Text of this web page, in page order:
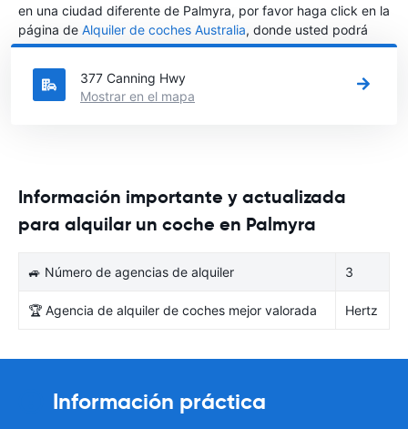
en una ciudad diferente de Palmyra, por favor haga click en la
página de Alquiler de coches Australia, donde usted podrá
elegir en qué ciudad de Australia desea alquilar un coche.
377 Canning Hwy
Mostrar en el mapa
Información importante y actualizada
para alquilar un coche en Palmyra
🚙 Número de agencias de alquiler 3
🏆 Agencia de alquiler de coches mejor valorada Hertz
Información práctica